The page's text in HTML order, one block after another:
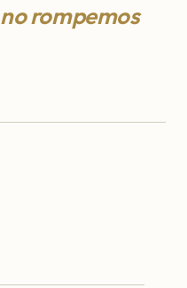
no rompemos